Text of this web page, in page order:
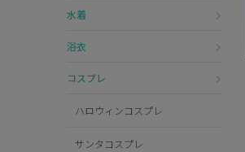
水着
浴衣
コスプレ
ハロウィンコスプレ
サンタコスプレ